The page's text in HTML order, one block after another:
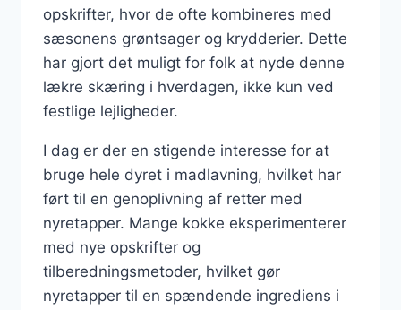
opskrifter, hvor de ofte kombineres med
sæsonens grøntsager og krydderier. Dette
har gjort det muligt for folk at nyde denne
lækre skæring i hverdagen, ikke kun ved
festlige lejligheder.
I dag er der en stigende interesse for at
bruge hele dyret i madlavning, hvilket har
ført til en genoplivning af retter med
nyretapper. Mange kokke eksperimenterer
med nye opskrifter og
tilberedningsmetoder, hvilket gør
nyretapper til en spændende ingrediens i